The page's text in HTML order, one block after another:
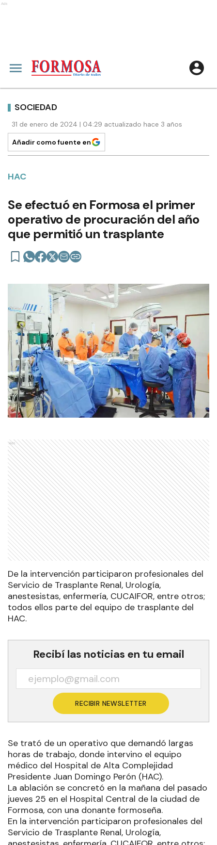
Ads
SOCIEDAD
31 de enero de 2024 | 04:29 actualizado hace 3 años
Añadir como fuente en
HAC
Se efectuó en Formosa el primer
operativo de procuración del año
que permitió un trasplante
Ads
De la intervención participaron profesionales del
Servicio de Trasplante Renal, Urología,
anestesistas, enfermería, CUCAIFOR, entre otros;
todos ellos parte del equipo de trasplante del
HAC.
Recibí las noticias en tu email
RECIBIR NEWSLETTER
Se trató de un operativo que demandó largas
horas de trabajo, donde intervino el equipo
médico del Hospital de Alta Complejidad
Presidente Juan Domingo Perón (HAC).
La ablación se concretó en la mañana del pasado
jueves 25 en el Hospital Central de la ciudad de
Formosa, con una donante formoseña.
En la intervención participaron profesionales del
Servicio de Trasplante Renal, Urología,